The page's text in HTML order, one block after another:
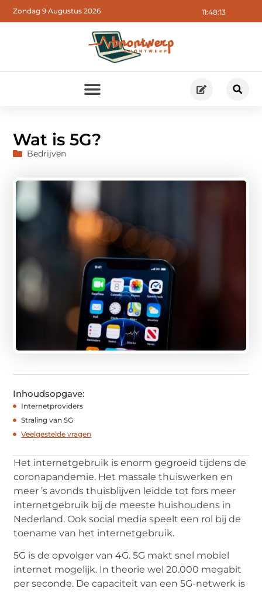
11:48:15
Zondag 9 Augustus 2026
Wat is 5G?
Bedrijven
Inhoudsopgave:
Internetproviders
Straling van 5G
Veelgestelde vragen
Het internetgebruik is enorm gegroeid tijdens de
coronapandemie. Het massale thuiswerken en
meer ’s avonds thuisblijven leidde tot fors meer
internetgebruik bij de meeste huishoudens in
Nederland. Ook social media speelt een rol bij de
toename van het internetgebruik.
5G is de opvolger van 4G. 5G makt snel mobiel
internet mogelijk. In theorie wel 20.000 megabit
per seconde. De capaciteit van een 5G-netwerk is